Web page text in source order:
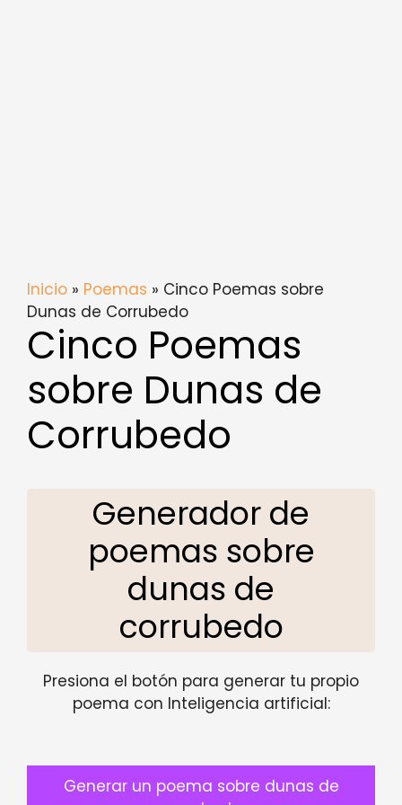
Inicio » Poemas » Cinco Poemas sobre
Dunas de Corrubedo
Cinco Poemas
sobre Dunas de
Corrubedo
Generador de
poemas sobre
dunas de
corrubedo
Presiona el botón para generar tu propio
poema con Inteligencia artificial:
Generar un poema sobre dunas de